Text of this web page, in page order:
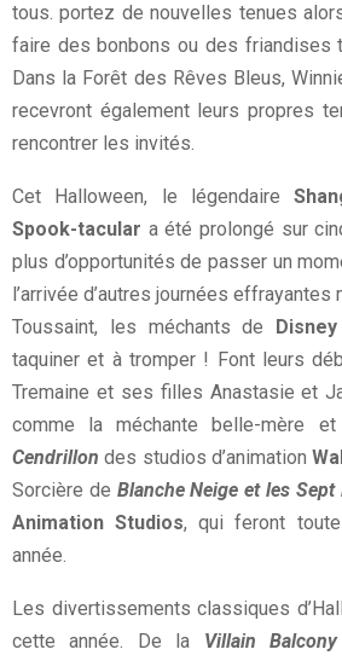
tous. portez de nouvelles tenues
faire des bonbons ou des friandises
Dans la Forêt des Rêves Bleus,
recevront également leurs propres
rencontrer les invités.
Cet Halloween, le légendaire
Spook-tacular a été prolongé sur
plus d’opportunités de passer un
l’arrivée d’autres journées
Toussaint, les méchants de
Disney
taquiner et à tromper ! Font leurs
Tremaine et ses filles Anastasie et
comme la méchante belle-mère
Cendrillon des studios d’animation
Sorcière de Blanche Neige et les Sept
Animation Studios, qui feront
année.
Les divertissements classiques
cette année. De la Villain